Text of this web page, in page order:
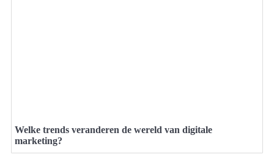
Welke trends veranderen de wereld van digitale
marketing?